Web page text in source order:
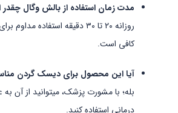
مدت زمان استفاده از بالش وگال
روزانه ۲۰ تا ۳۰ دقیقه استفاده
کافی است.
آیا این محصول برای دیسک گردن
بله؛ با مشورت پزشک، میتوانید از آن
درمانی استفاده کنید.